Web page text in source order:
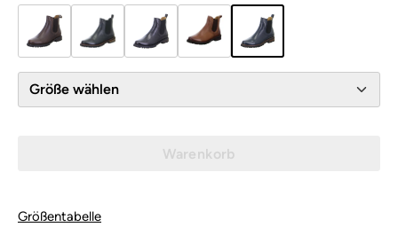
Größe wählen
Warenkorb
Größentabelle